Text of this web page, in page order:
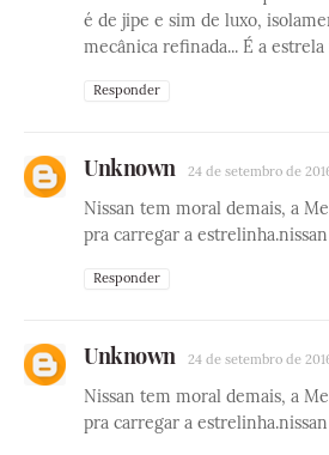
é de jipe e sim de luxo,
mecânica refinada... É a estrela
Responder
Unknown 24 de setembro de
Nissan tem moral demais, a
pra carregar a
Responder
Unknown 24 de setembro de
Nissan tem moral demais, a
pra carregar a